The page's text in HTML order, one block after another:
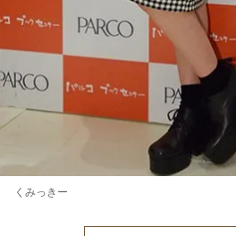
くみっきー